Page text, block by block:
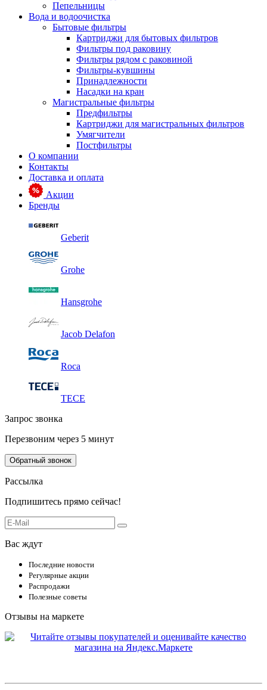
Пепельницы
Вода и водоочистка
Бытовые фильтры
Картриджи для бытовых фильтров
Фильтры под раковину
Фильтры рядом с раковиной
Фильтры-кувшины
Принадлежности
Насадки на кран
Магистральные фильтры
Предфильтры
Картриджи для магистральных фильтров
Умягчители
Постфильтры
О компании
Контакты
Доставка и оплата
Акции
Бренды
Geberit
Grohe
Hansgrohe
Jacob Delafon
Roca
TECE
Запрос звонка
Перезвоним через 5 минут
Обратный звонок
Рассылка
Подпишитесь прямо сейчас!
Вас ждут
Последние новости
Регулярные акции
Распродажи
Полезные советы
Отзывы на маркете